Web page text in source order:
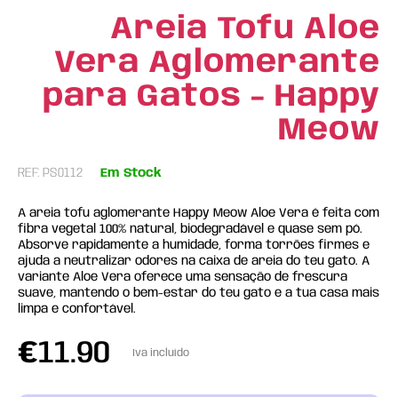
Areia Tofu Aloe
Vera Aglomerante
para Gatos - Happy
Meow
REF: PS0112 Em Stock
A areia tofu aglomerante Happy Meow Aloe Vera é feita com
fibra vegetal 100% natural, biodegradável e quase sem pó.
Absorve rapidamente a humidade, forma torrões firmes e
ajuda a neutralizar odores na caixa de areia do teu gato. A
variante Aloe Vera oferece uma sensação de frescura
suave, mantendo o bem-estar do teu gato e a tua casa mais
limpa e confortável.
€11.90 Iva incluído